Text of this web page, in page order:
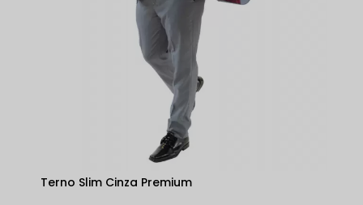
Terno Slim Cinza Premium